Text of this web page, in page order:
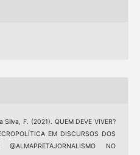
F. (2021). QUEM DEVE VIVER?
EM DISCURSOS DOS
NO